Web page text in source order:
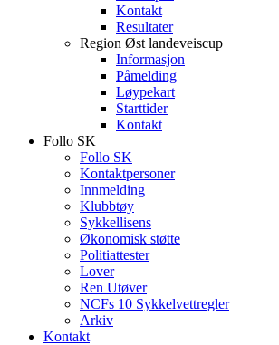
Kontakt
Resultater
Region Øst landeveiscup
Informasjon
Påmelding
Løypekart
Starttider
Kontakt
Follo SK
Follo SK
Kontaktpersoner
Innmelding
Klubbtøy
Sykkellisens
Økonomisk støtte
Politiattester
Lover
Ren Utøver
NCFs 10 Sykkelvettregler
Arkiv
Kontakt